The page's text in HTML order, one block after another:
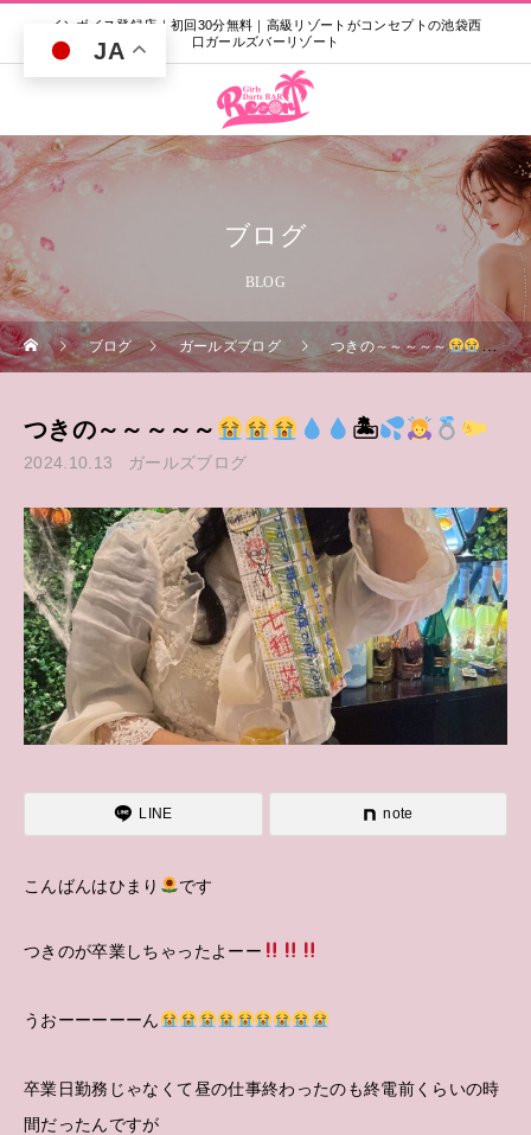
インボイス登録店｜初回30分無料｜高級リゾートがコンセプトの池袋西
口ガールズバーリゾート
ブログ
BLOG
ブログ ガールズブログ つきの～～～～～
つきの～～～～～ ‬🏝
2024.10.13 ガールズブログ
LINE note
こんばんはひまり です
つきのが卒業しちゃったよーー
うおーーーーーん
卒業日勤務じゃなくて昼の仕事終わったのも終電前くらいの時
間だったんですが
JA